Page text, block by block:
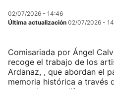
02/07/2026 - 14:46
Última actualización 02/07/2026 -
Comisariada por Ángel
recoge el trabajo de los
Ardanaz, , que abordan el
memoria histórica a través